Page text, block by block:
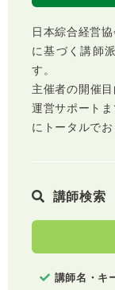
日本綜合経営
に基づく講師
す。
主催者の開催
運営サポート
にトータルでお
講師検索
講師名・キ